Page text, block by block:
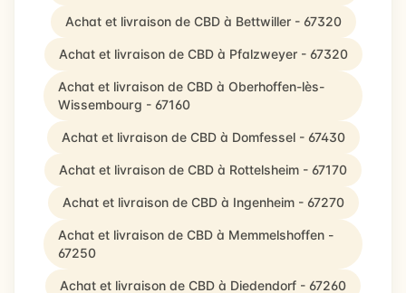
Achat et livraison de CBD à Bettwiller - 67320
Achat et livraison de CBD à Pfalzweyer - 67320
Achat et livraison de CBD à Oberhoffen-lès-
Wissembourg - 67160
Achat et livraison de CBD à Domfessel - 67430
Achat et livraison de CBD à Rottelsheim - 67170
Achat et livraison de CBD à Ingenheim - 67270
Achat et livraison de CBD à Memmelshoffen -
67250
Achat et livraison de CBD à Diedendorf - 67260